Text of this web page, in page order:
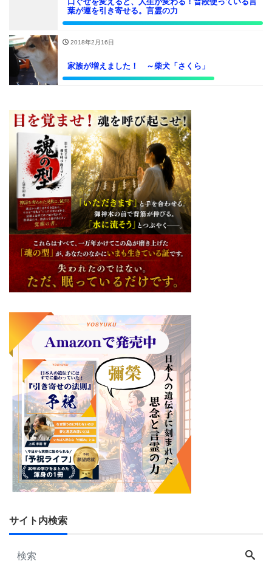
葉が運を引き寄せる。言霊の力
2018年2月16日
家族が増えました！ ～柴犬「さくら」
サイト内検索